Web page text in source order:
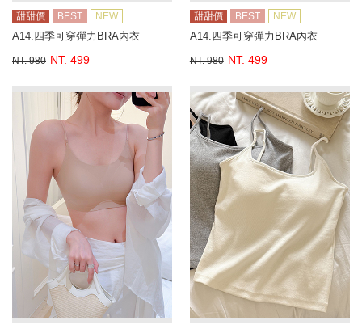
甜甜價 BEST NEW
A14.四季可穿彈力BRA內衣
NT. 980 NT. 499
甜甜價 BEST NEW
A14.四季可穿彈力BRA內衣
NT. 980 NT. 499